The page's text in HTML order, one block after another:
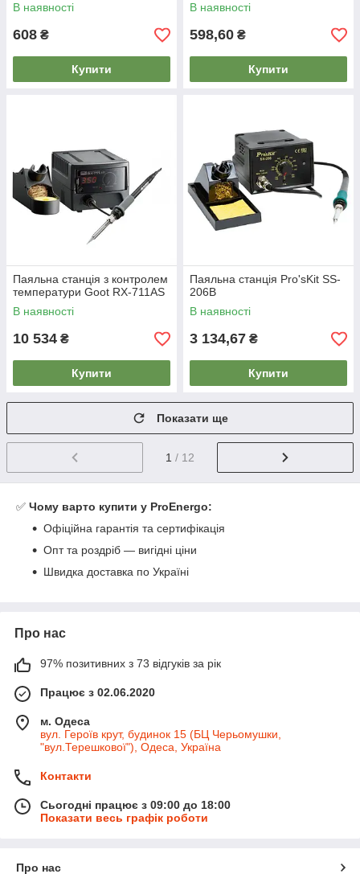
В наявності
608 ₴
Купити
В наявності
598,60 ₴
Купити
Паяльна станція з контролем
температури Goot RX-711AS
В наявності
10 534 ₴
Купити
Паяльна станція Pro'sKit SS-
206B
В наявності
3 134,67 ₴
Купити
Показати ще
1 / 12
✅ Чому варто купити у ProEnergo:
Офіційна гарантія та сертифікація
Опт та роздріб — вигідні ціни
Швидка доставка по Україні
Про нас
97% позитивних з 73 відгуків за рік
Працює з 02.06.2020
м. Одеса
вул. Героїв крут, будинок 15 (БЦ Черьомушки,
"вул.Терешкової"), Одеса, Україна
Контакти
Сьогодні працює з 09:00 до 18:00
Показати весь графік роботи
Про нас